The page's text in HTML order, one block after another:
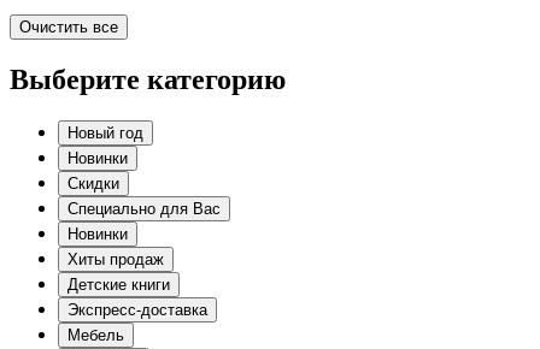
Очистить все
Выберите категорию
Новый год
Новинки
Скидки
Специально для Вас
Новинки
Хиты продаж
Детские книги
Экспресс-доставка
Мебель